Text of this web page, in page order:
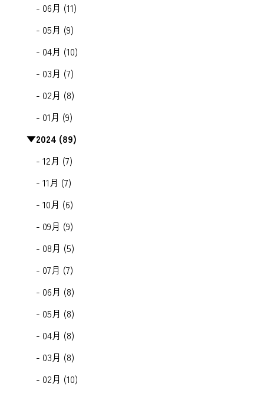
- 06月 (11)
- 05月 (9)
- 04月 (10)
- 03月 (7)
- 02月 (8)
- 01月 (9)
▼2024 (89)
- 12月 (7)
- 11月 (7)
- 10月 (6)
- 09月 (9)
- 08月 (5)
- 07月 (7)
- 06月 (8)
- 05月 (8)
- 04月 (8)
- 03月 (8)
- 02月 (10)